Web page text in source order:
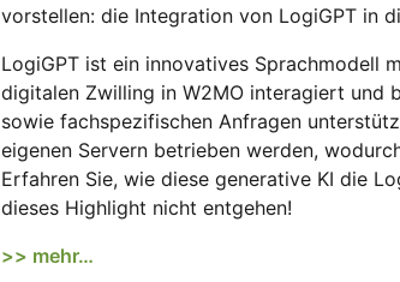
vorstellen: die Integration von LogiGPT in
LogiGPT ist ein innovatives Sprachmodell
digitalen Zwilling in W2MO interagiert und
sowie fachspezifischen Anfragen
eigenen Servern betrieben werden,
Erfahren Sie, wie diese generative KI die
dieses Highlight nicht entgehen!
>> mehr…